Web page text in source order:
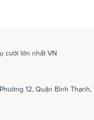
cưới lớn nhất VN
12, Quận Bình Thạnh,